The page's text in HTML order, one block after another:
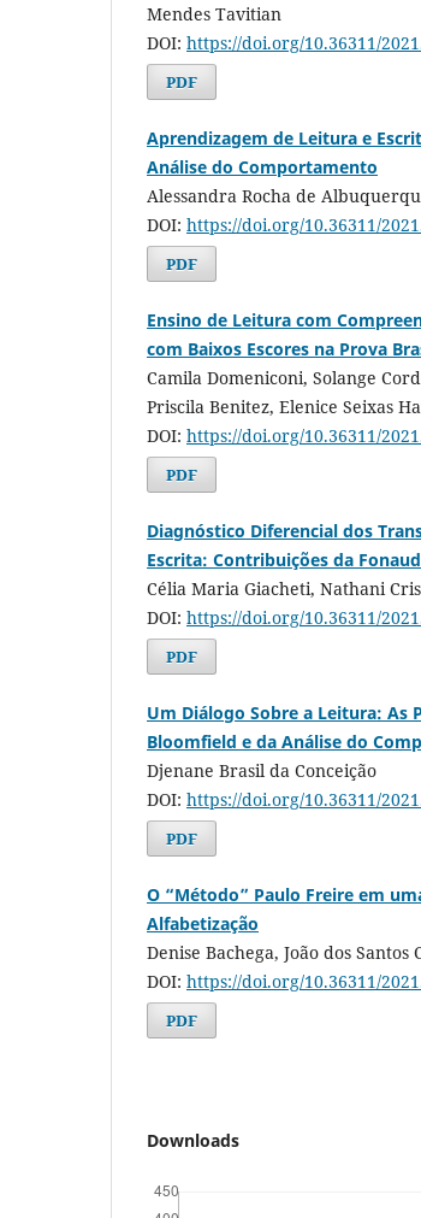
Mendes Tavitian
DOI: https://doi.org/10.36311/
PDF
Aprendizagem de Leitura e
Análise do Comportamento
Alessandra Rocha de
DOI: https://doi.org/10.36311/
PDF
Ensino de Leitura com
com Baixos Escores na Prova
Camila Domeniconi, Solange
Priscila Benitez, Elenice Seixas
DOI: https://doi.org/10.36311/
PDF
Diagnóstico Diferencial dos
Escrita: Contribuições da
Célia Maria Giacheti, Nathani
DOI: https://doi.org/10.36311/
PDF
Um Diálogo Sobre a Leitura: As
Bloomfield e da Análise do
Djenane Brasil da Conceição
DOI: https://doi.org/10.36311/
PDF
O “Método” Paulo Freire em
Alfabetização
Denise Bachega, João dos Santos
DOI: https://doi.org/10.36311/
PDF
Downloads